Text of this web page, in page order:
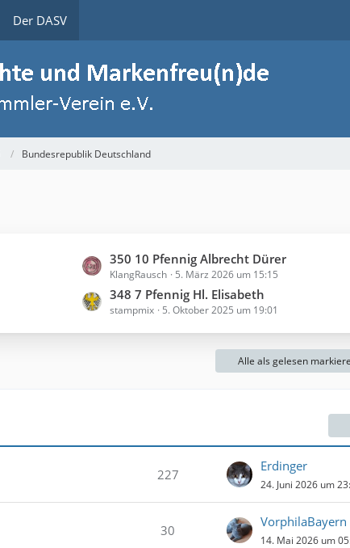
Der DASV
Bundesrepublik Deutschland
L
e
t
z
t
350 10 Pfennig Albrecht Dürer
KlangRausch 5. März 2026 um 15:15
348 7 Pfennig Hl. Elisabeth
stampmix 5. Oktober 2025 um 19:01
Alle als gelesen
227
Erdinger
24. Juni 2026 um
30
VorphilaBayern
14. Mai 2026 um